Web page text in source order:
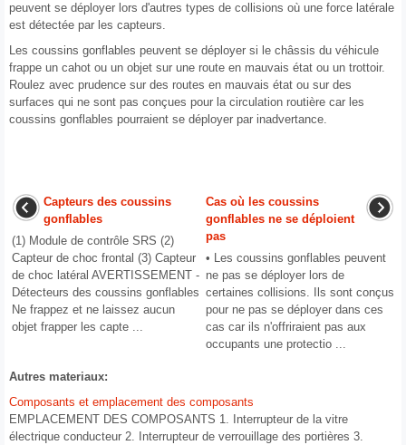
peuvent se déployer lors d'autres types de collisions où une force latérale
est détectée par les capteurs.
Les coussins gonflables peuvent se déployer si le châssis du véhicule
frappe un cahot ou un objet sur une route en mauvais état ou un trottoir.
Roulez avec prudence sur des routes en mauvais état ou sur des
surfaces qui ne sont pas conçues pour la circulation routière car les
coussins gonflables pourraient se déployer par inadvertance.
Capteurs des coussins
gonflables
(1) Module de contrôle SRS (2)
Capteur de choc frontal (3) Capteur
de choc latéral AVERTISSEMENT -
Détecteurs des coussins gonflables
Ne frappez et ne laissez aucun
objet frapper les capte ...
Cas où les coussins
gonflables ne se déploient
pas
• Les coussins gonflables peuvent
ne pas se déployer lors de
certaines collisions. Ils sont conçus
pour ne pas se déployer dans ces
cas car ils n'offriraient pas aux
occupants une protectio ...
Autres materiaux:
Composants et emplacement des composants
EMPLACEMENT DES COMPOSANTS 1. Interrupteur de la vitre
électrique conducteur 2. Interrupteur de verrouillage des portières 3.